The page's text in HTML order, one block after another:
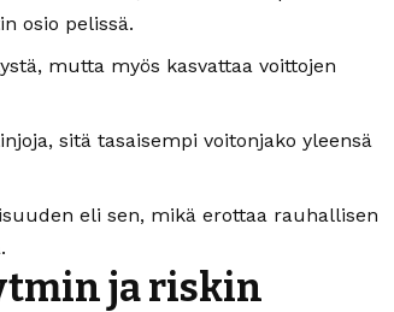
osio pelissä.
mutta myös kasvattaa voittojen
sitä tasaisempi voitonjako yleensä
eli sen, mikä erottaa rauhallisen
ja riskin